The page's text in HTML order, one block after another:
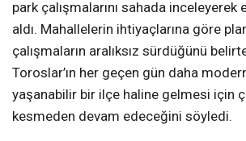
park çalışmalarını sahada inceleyerek
aldı. Mahallelerin ihtiyaçlarına göre
çalışmaların aralıksız sürdüğünü
Toroslar’ın her geçen gün daha
yaşanabilir bir ilçe haline gelmesi için
kesmeden devam edeceğini söyledi.